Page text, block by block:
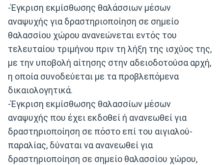
-Έγκριση εκμίσθωσης θαλάσσιων μέσων
αναψυχής για δραστηριοποίηση σε σημείο
θαλασσίου χώρου ανανεώνεται εντός του
τελευταίου τριμήνου πριν τη λήξη της ισχύος της,
με την υποβολή αίτησης στην αδειοδοτούσα αρχή,
η οποία συνοδεύεται με τα προβλεπόμενα
δικαιολογητικά.
-Έγκριση εκμίσθωσης θαλασσίων μέσων
αναψυχής που έχει εκδοθεί ή ανανεωθεί για
δραστηριοποίηση σε πόστο επί του αιγιαλού-
παραλίας, δύναται να ανανεωθεί για
δραστηριοποίηση σε σημείο θαλασσίου χώρου,